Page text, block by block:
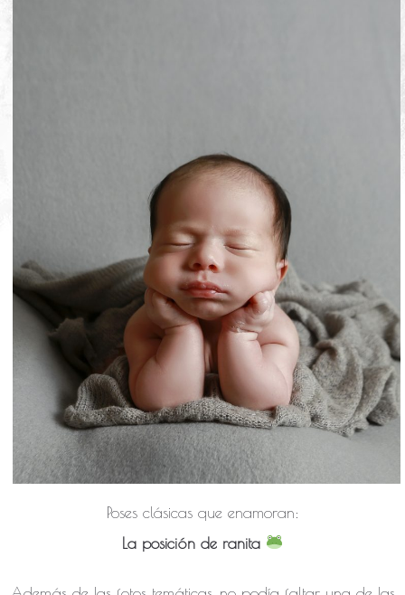
Poses clásicas que enamoran:
La posición de ranita